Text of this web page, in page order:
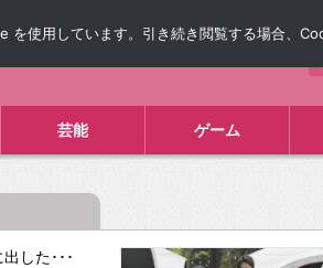
芸能 ゲーム
した･･･
使用しています。引き続き閲覧する場合、